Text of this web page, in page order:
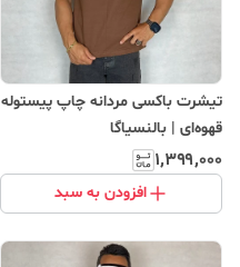
تیشرت باکسی مردانه چاپ پیستوله
قهوه‌ای | بالنسیاگا
۱٬۳۹۹٬۰۰۰
افزودن به سبد